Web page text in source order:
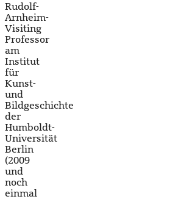
Rudolf-
Arnheim-
Visiting
Professor
am
Institut
für
Kunst-
und
Bildgeschichte
der
Humboldt-
Universität
Berlin
(2009
und
noch
einmal